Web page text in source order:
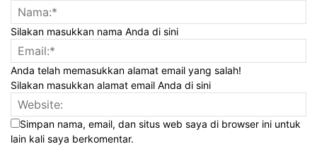
Silakan masukkan nama Anda di sini
Anda telah memasukkan alamat email yang salah!
Silakan masukkan alamat email Anda di sini
Simpan nama, email, dan situs web saya di browser ini untuk
lain kali saya berkomentar.